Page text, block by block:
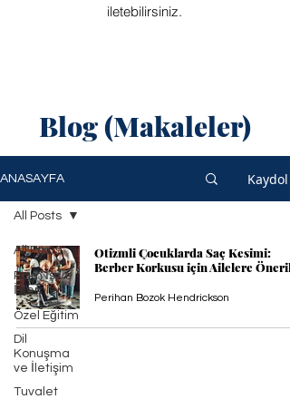
iletebilirsiniz.
Blog (Makaleler)
ANASAYFA Kaydol
All Posts
Ram İş ve
İşlemleri
Özel Eğitim
Dil
Konuşma
ve İletişim
Tuvalet
All Posts
Otizmli Çocuklarda Saç Kesimi:
Berber Korkusu için Ailelere
Perihan Bozok Hendrickson